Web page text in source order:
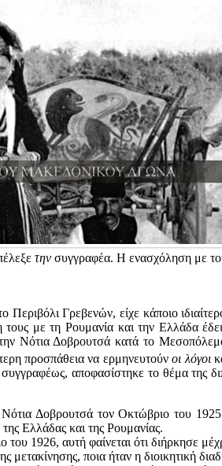
την συγγραφέα. Η ενασχόληση με
Περιβόλι Γρεβενών, είχε κάποιο
με τη Ρουμανία και την Ελλάδα
Δοβρουτσά κατά το Μεσοπόλεμο.
προσπάθεια να ερμηνευτούνοι λόγοι
αποφασίστηκε το θέμα της
Δοβρουτσά τον Οκτώβριο του
Ελλάδας και της Ρουμανίας.
1926, αυτή φαίνεται ότι διήρκησε
ποια ήταν η διοικητική